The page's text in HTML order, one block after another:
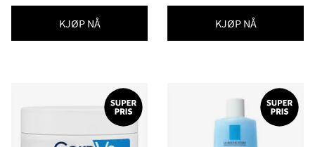
KJØP NÅ KJØP NÅ